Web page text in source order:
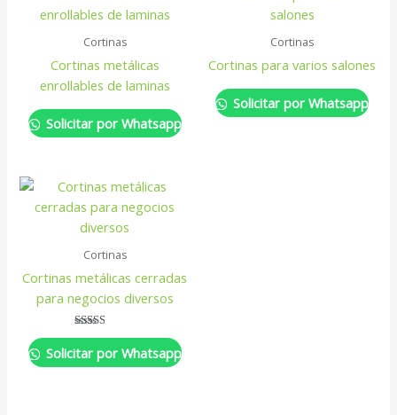
Cortinas
Cortinas metálicas
enrollables de laminas
Solicitar por Whatsapp
Cortinas
Cortinas para varios salones
Solicitar por Whatsapp
Cortinas
Cortinas metálicas cerradas
para negocios diversos
Valorado
con
2.50
de 5
Solicitar por Whatsapp